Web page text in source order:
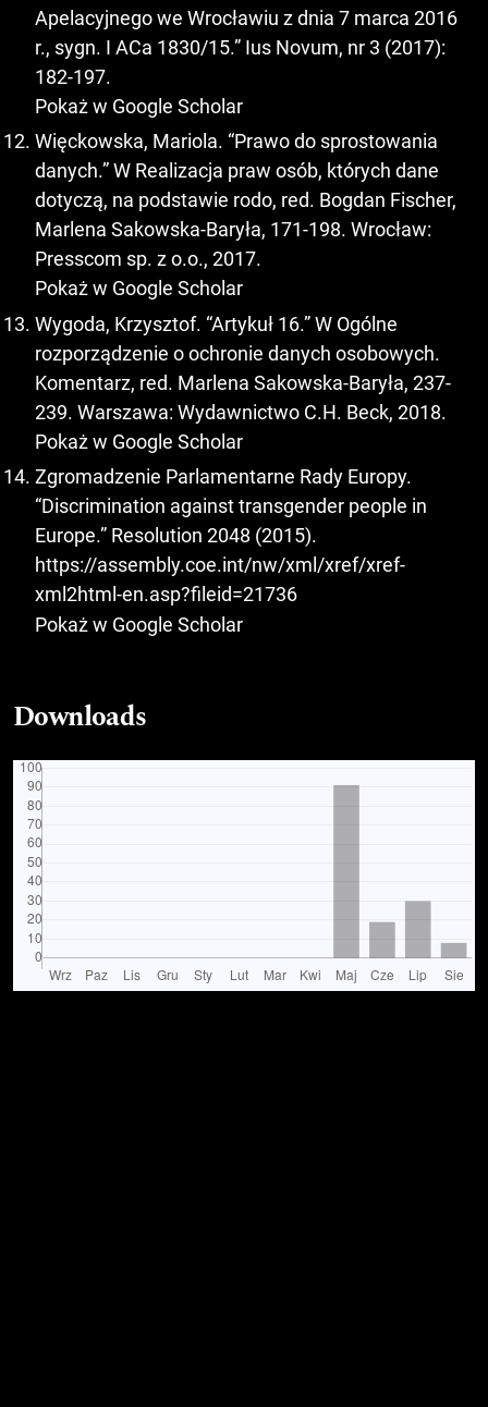
Apelacyjnego we Wrocławiu z dnia 7 marca 2016
r., sygn. I ACa 1830/15.” Ius Novum, nr 3 (2017):
182-197.
Pokaż w Google Scholar
Więckowska, Mariola. “Prawo do sprostowania
danych.” W Realizacja praw osób, których dane
dotyczą, na podstawie rodo, red. Bogdan Fischer,
Marlena Sakowska-Baryła, 171-198. Wrocław:
Presscom sp. z o.o., 2017.
Pokaż w Google Scholar
Wygoda, Krzysztof. “Artykuł 16.” W Ogólne
rozporządzenie o ochronie danych osobowych.
Komentarz, red. Marlena Sakowska-Baryła, 237-
239. Warszawa: Wydawnictwo C.H. Beck, 2018.
Pokaż w Google Scholar
Zgromadzenie Parlamentarne Rady Europy.
“Discrimination against transgender people in
Europe.” Resolution 2048 (2015).
https://assembly.coe.int/nw/xml/xref/xref-
xml2html-en.asp?fileid=21736
Pokaż w Google Scholar
Downloads